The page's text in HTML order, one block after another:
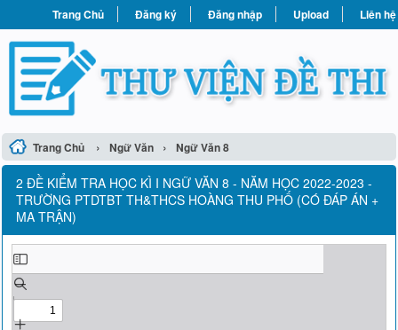
Trang Chủ Đăng ký Đăng nhập Upload Liên hệ
Trang Chủ › Ngữ Văn › Ngữ Văn 8
2 ĐỀ KIỂM TRA HỌC KÌ I NGỮ VĂN 8 - NĂM HỌC 2022-2023 -
TRƯỜNG PTDTBT TH&THCS HOÀNG THU PHỐ (CÓ ĐÁP ÁN +
MA TRẬN)